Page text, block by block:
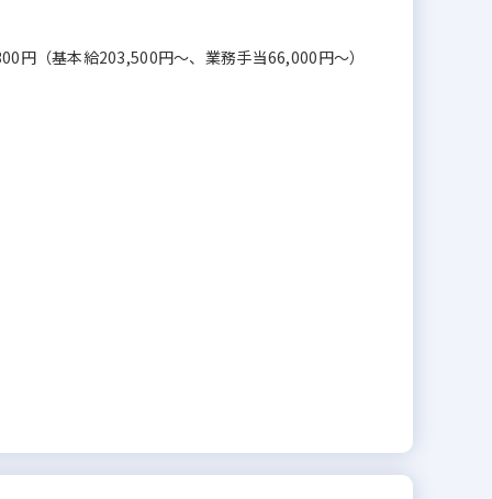
円（基本給203,500円～、業務手当66,000円～）